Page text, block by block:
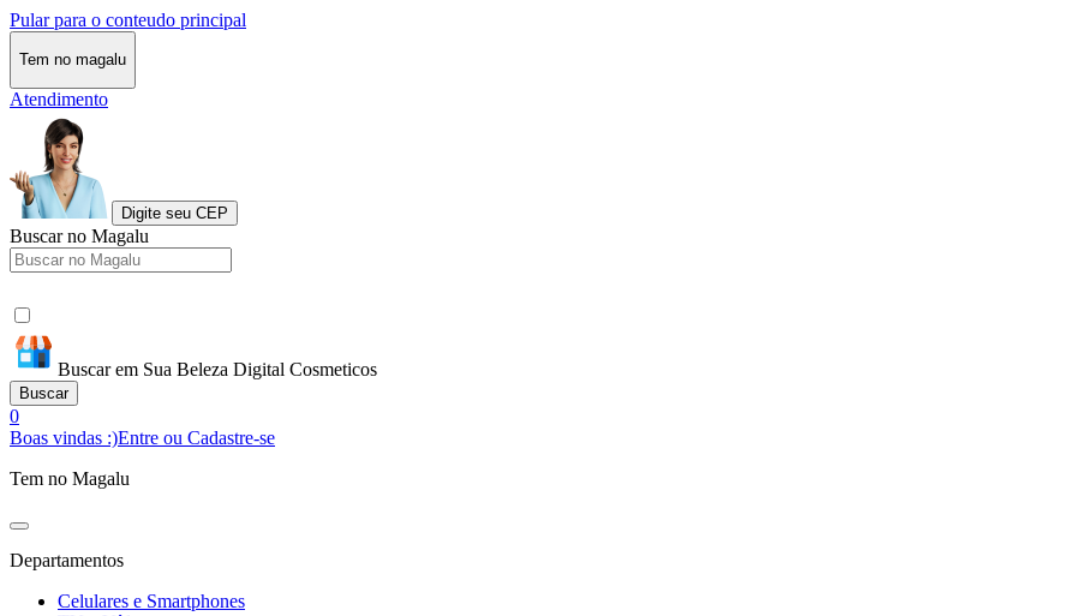
Pular para o conteudo principal
Tem no magalu
Atendimento
Digite seu CEP
Buscar no Magalu
Buscar em Sua Beleza Digital Cosmeticos
Buscar
0
Boas vindas :)Entre ou Cadastre-se
Tem no Magalu
Departamentos
Celulares e Smartphones